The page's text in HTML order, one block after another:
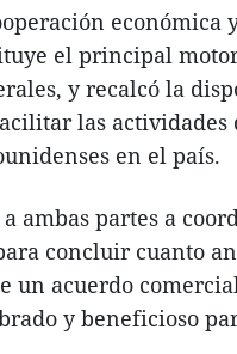
económica
el principal
y recalcó la
las actividades
en el país.
ambas partes a
concluir cuanto
un acuerdo
y beneficioso